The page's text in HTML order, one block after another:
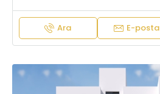
Ara E-posta